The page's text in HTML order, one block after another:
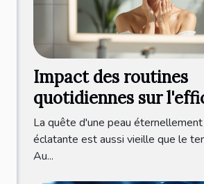
Impact des routines
quotidiennes sur
des sérums anti-âge
La quête d'une peau
éclatante est aussi vieille que le
Au...